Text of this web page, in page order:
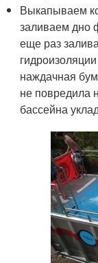
Выкапываем
заливаем дно
еще раз
наждачная
не повредила
бассейна